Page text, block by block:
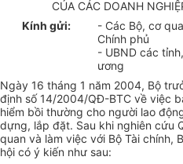
CỦA CÁC DOANH
Kính gửi:
- Các Bộ, cơ
Chính phủ
- UBND các
ương
Ngày 16 tháng 1 năm 2004, Bộ
định số 14/2004/QĐ-BTC về việc
hiểm bồi thường cho người lao
dựng, lắp đặt. Sau khi nghiên cứu
quan và làm việc với Bộ Tài chính,
hội có ý kiến như sau: